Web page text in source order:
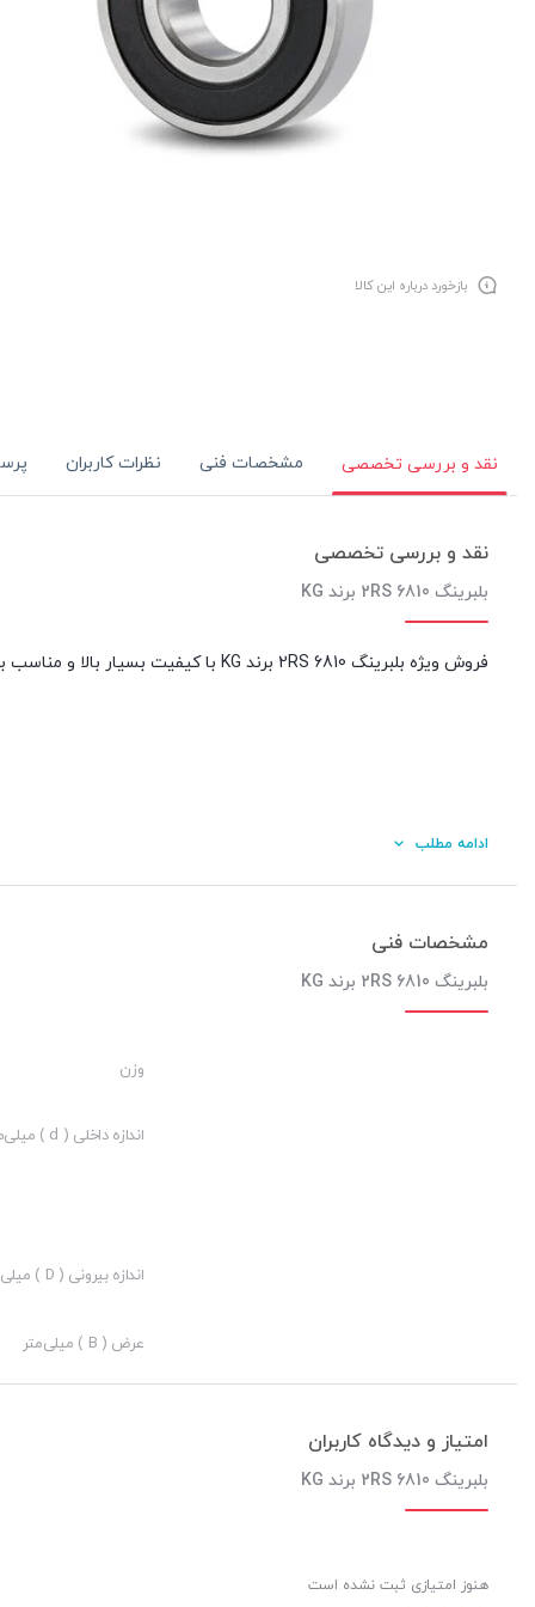
بازخورد درباره این کالا
نقد و بررسی تخصصی مشخصات فنی نظرات کاربران
نقد و بررسی تخصصی
بلبرینگ 6810 2RS برند KG
فروش ویژه بلبرینگ 6810 2RS برند KG با کیفیت بسیار بالا و مناسب برای انواع مصارف خودرویی و صنعتی و عمومی – خرید آنلاین از فروشگاه اینترنتی آیین آذرخش
ادامه مطلب
مشخصات فنی
بلبرینگ 6810 2RS برند KG
وزن
اندازه داخلی ( d ) میلی‌متر
اندازه بیرونی ( D ) میلی‌متر
عرض ( B ) میلی‌متر
امتیاز و دیدگاه کاربران
بلبرینگ 6810 2RS برند KG
هنوز امتیازی ثبت نشده است